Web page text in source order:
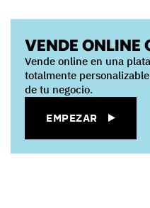
VENDE ONLINE
Vende online en una
totalmente
de tu negocio.
EMPEZAR